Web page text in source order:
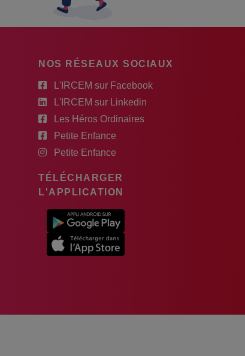
NOS RÉSEAUX SOCIAUX
L'IRCEM sur Facebook
L'IRCEM sur Linkedin
Les Héros Ordinaires
Petite Enfance
Petite Enfance
TÉLÉCHARGER
L'APPLICATION